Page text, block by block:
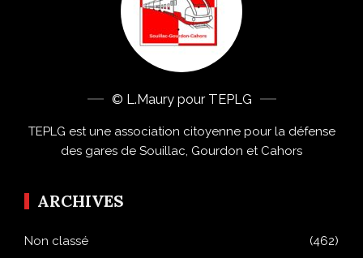
© L.Maury pour TEPLG
TEPLG est une association citoyenne pour la défense
des gares de Souillac, Gourdon et Cahors
ARCHIVES
Non classé
(462)